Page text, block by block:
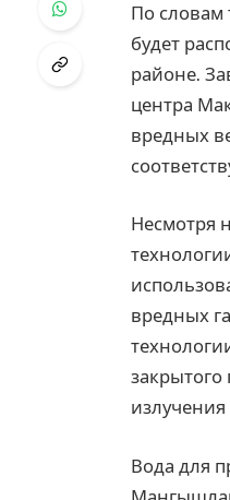
По словам
будет
районе.
центра
вредных
Несмотря
вредных
закрытого
Вода для